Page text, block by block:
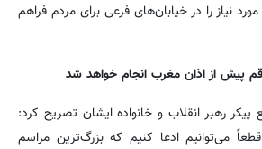
نیاز را در خیابان‌های فرعی برای مردم فراهم
قم پیش از اذان مغرب انجام خواهد شد
رهبر انقلاب و خانواده ایشان تصریح کرد:
می‌توانیم ادعا کنیم که بزرگ‌ترین مراسم